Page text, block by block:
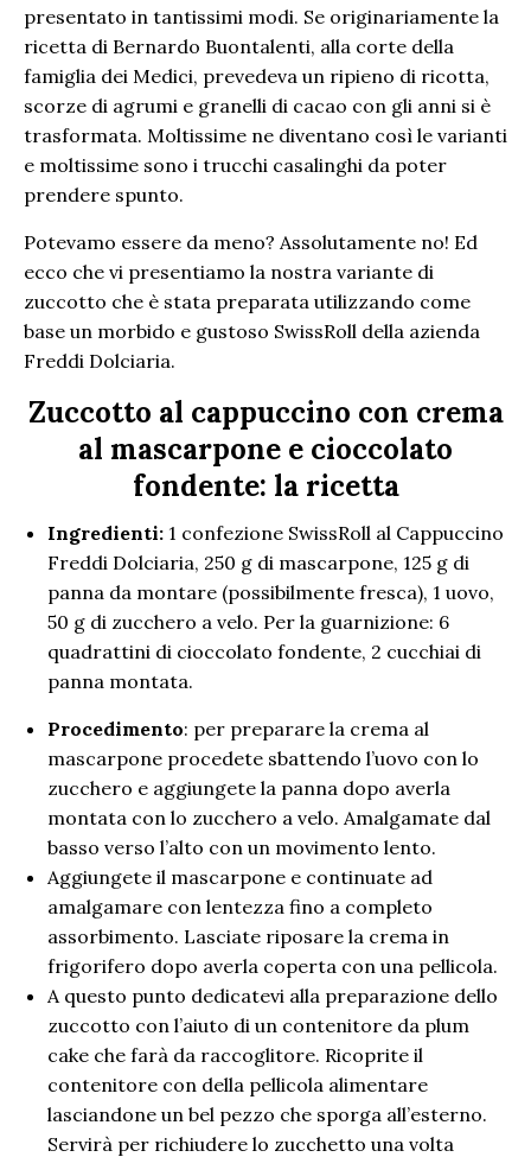
presentato in tantissimi modi. Se originariamente la
ricetta di Bernardo Buontalenti, alla corte della
famiglia dei Medici, prevedeva un ripieno di ricotta,
scorze di agrumi e granelli di cacao con gli anni si è
trasformata. Moltissime ne diventano così le varianti
e moltissime sono i trucchi casalinghi da poter
prendere spunto.
Potevamo essere da meno? Assolutamente no! Ed
ecco che vi presentiamo la nostra variante di
zuccotto che è stata preparata utilizzando come
base un morbido e gustoso SwissRoll della azienda
Freddi Dolciaria.
Zuccotto al cappuccino con crema
al mascarpone e cioccolato
fondente: la ricetta
Ingredienti: 1 confezione SwissRoll al Cappuccino
Freddi Dolciaria, 250 g di mascarpone, 125 g di
panna da montare (possibilmente fresca), 1 uovo,
50 g di zucchero a velo. Per la guarnizione: 6
quadrattini di cioccolato fondente, 2 cucchiai di
panna montata.
Procedimento: per preparare la crema al
mascarpone procedete sbattendo l’uovo con lo
zucchero e aggiungete la panna dopo averla
montata con lo zucchero a velo. Amalgamate dal
basso verso l’alto con un movimento lento.
Aggiungete il mascarpone e continuate ad
amalgamare con lentezza fino a completo
assorbimento. Lasciate riposare la crema in
frigorifero dopo averla coperta con una pellicola.
A questo punto dedicatevi alla preparazione dello
zuccotto con l’aiuto di un contenitore da plum
cake che farà da raccoglitore. Ricoprite il
contenitore con della pellicola alimentare
lasciandone un bel pezzo che sporga all’esterno.
Servirà per richiudere lo zucchetto una volta